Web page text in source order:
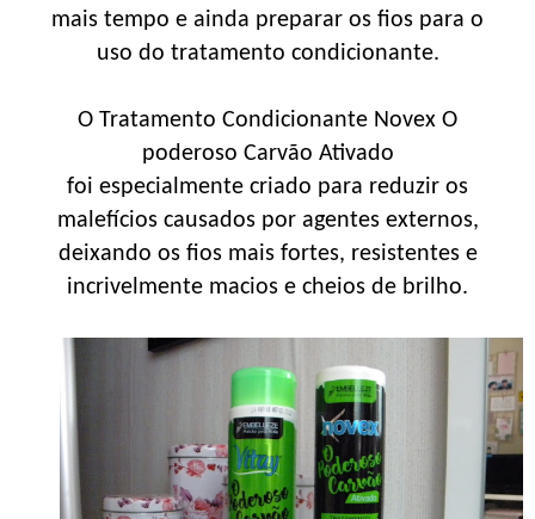
mais tempo e ainda preparar os fios para o
uso do tratamento condicionante.
O Tratamento Condicionante Novex O
poderoso Carvão Ativado
foi especialmente criado para reduzir os
malefícios causados por agentes externos,
deixando os fios mais fortes, resistentes e
incrivelmente macios e cheios de brilho.